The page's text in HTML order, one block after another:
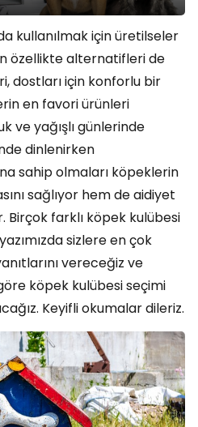
kullanılmak için üretilseler
özellikte alternatifleri de
dostları için konforlu bir
en favori ürünleri
ve yağışlı günlerinde
dinlenirken
sahip olmaları köpeklerin
sağlıyor hem de aidiyet
Birçok farklı köpek kulübesi
sizlere en çok
vereceğiz ve
köpek kulübesi seçimi
Keyifli okumalar dileriz.